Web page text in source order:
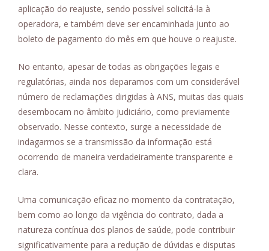
aplicação do reajuste, sendo possível solicitá-la à
operadora, e também deve ser encaminhada junto ao
boleto de pagamento do mês em que houve o reajuste.
No entanto, apesar de todas as obrigações legais e
regulatórias, ainda nos deparamos com um considerável
número de reclamações dirigidas à ANS, muitas das quais
desembocam no âmbito judiciário, como previamente
observado. Nesse contexto, surge a necessidade de
indagarmos se a transmissão da informação está
ocorrendo de maneira verdadeiramente transparente e
clara.
Uma comunicação eficaz no momento da contratação,
bem como ao longo da vigência do contrato, dada a
natureza contínua dos planos de saúde, pode contribuir
significativamente para a redução de dúvidas e disputas